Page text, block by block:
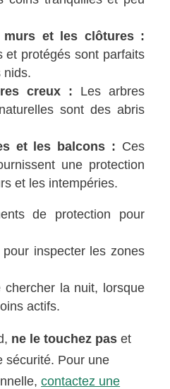
murs et les clôtures :
et protégés sont parfaits
nids.
creux : Les arbres
sont des abris
et les balcons : Ces
une protection
et les intempéries.
de protection pour
inspecter les zones
la nuit, lorsque
actifs.
ne le touchez pas et
sécurité. Pour une
contactez une